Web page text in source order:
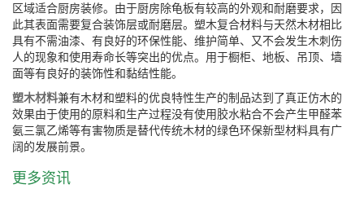
区域适合厨房装修。由于厨房除龟板有较高的外观和耐磨要求，因
此其表面需要复合装饰层或耐磨层。塑木复合材料与天然木材相比
具有不需油漆、有良好的环保性能、维护简单、又不会发生木刺伤
人的现象和使用寿命长等突出的优点。用于橱柜、地板、吊顶、墙
面等有良好的装饰性和黏结性能。
塑木材料兼有木材和塑料的优良特性生产的制品达到了真正仿木的
效果由于使用的原料和生产过程没有使用胶水粘合不会产生甲醛苯
氨三氯乙烯等有害物质是替代传统木材的绿色环保新型材料具有广
阔的发展前景。
更多资讯